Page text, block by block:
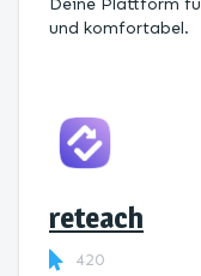
Deine Plattform
und komfortabel.
reteach
420